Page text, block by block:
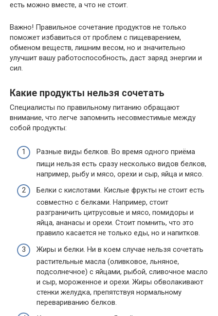
есть можно вместе, а что не стоит.
Важно! Правильное сочетание продуктов не только
поможет избавиться от проблем с пищеварением,
обменом веществ, лишним весом, но и значительно
улучшит вашу работоспособность, даст заряд энергии и
сил.
Какие продукты нельзя сочетать
Специалисты по правильному питанию обращают
внимание, что легче запомнить несовместимые между
собой продукты:
Разные виды белков. Во время одного приёма
пищи нельзя есть сразу несколько видов белков,
например, рыбу и мясо, орехи и сыр, яйца и мясо.
Белки с кислотами. Кислые фрукты не стоит есть
совместно с белками. Например, стоит
разграничить цитрусовые и мясо, помидоры и
яйца, ананасы и орехи. Стоит помнить, что это
правило касается не только еды, но и напитков.
Жиры и белки. Ни в коем случае нельзя сочетать
растительные масла (оливковое, льняное,
подсолнечное) с яйцами, рыбой, сливочное масло
и сыр, мороженное и орехи. Жиры обволакивают
стенки желудка, препятствуя нормальному
перевариванию белков.